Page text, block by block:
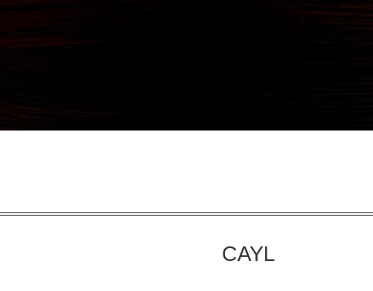
CAYL